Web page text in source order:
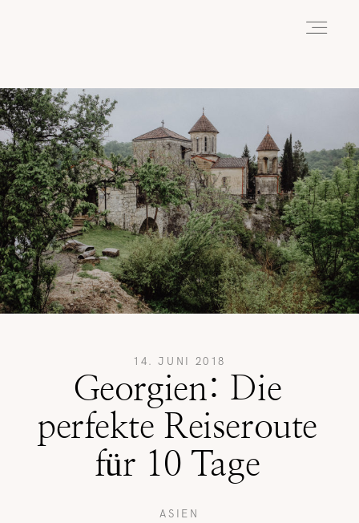
14. JUNI 2018
Georgien: Die
perfekte Reiseroute
für 10 Tage
ASIEN
ABOUT
REISEN
WANDERN
REISETIPPS
SHOP